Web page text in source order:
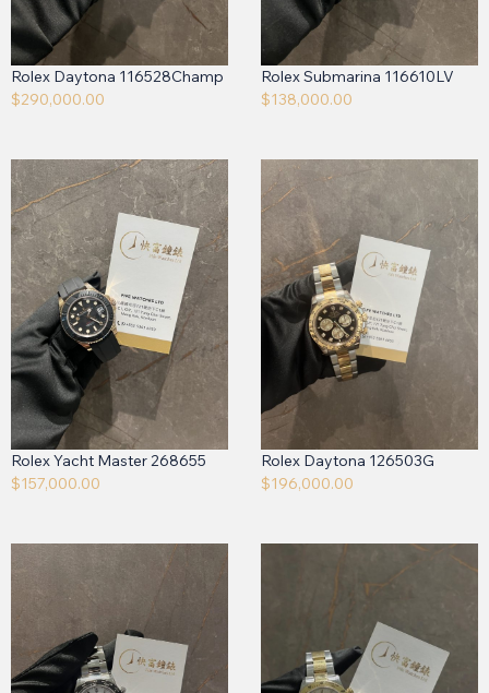
Rolex Daytona 116528Champ
$290,000.00
Rolex Submarina 116610LV
$138,000.00
Rolex Yacht Master 268655
$157,000.00
Rolex Daytona 126503G
$196,000.00